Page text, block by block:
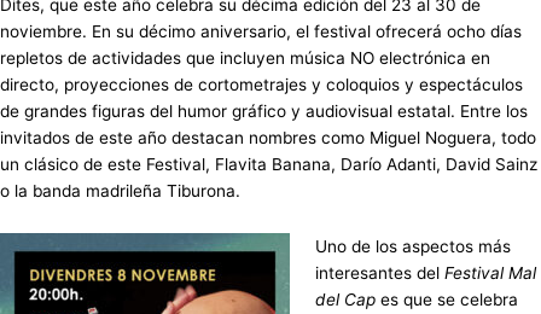
Dites, que este año celebra su décima edición del 23 al 30 de
noviembre. En su décimo aniversario, el festival ofrecerá ocho días
repletos de actividades que incluyen música NO electrónica en
directo, proyecciones de cortometrajes y coloquios y espectáculos
de grandes figuras del humor gráfico y audiovisual estatal. Entre los
invitados de este año destacan nombres como Miguel Noguera, todo
un clásico de este Festival, Flavita Banana, Darío Adanti, David Sainz
o la banda madrileña Tiburona.
Uno de los aspectos más
interesantes del Festival Mal
del Capes que se celebra